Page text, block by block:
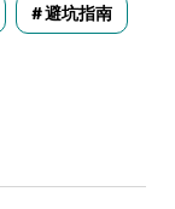
避坑指南